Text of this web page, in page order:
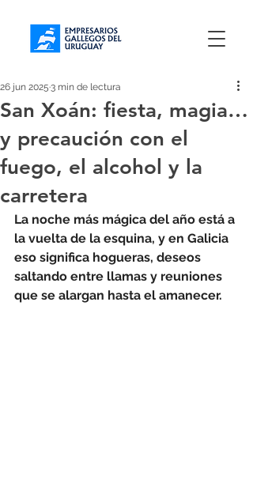
San Xoán: fiesta, magia…
y precaución con el
fuego, el alcohol y la
carretera
26 jun 2025 3 min de lectura
La noche más mágica del año está a
la vuelta de la esquina, y en Galicia
eso significa hogueras, deseos
saltando entre llamas y reuniones
que se alargan hasta el amanecer.